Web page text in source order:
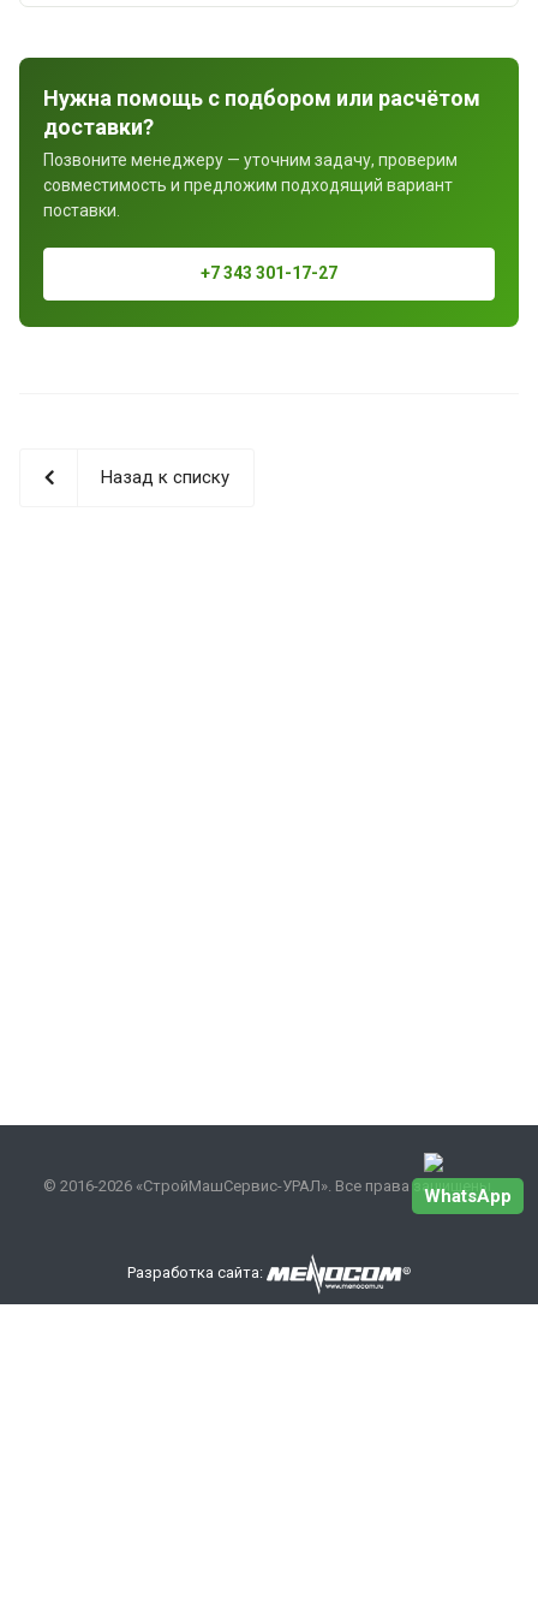
Нужна помощь с подбором или расчётом
доставки?
Позвоните менеджеру — уточним задачу, проверим
совместимость и предложим подходящий вариант
поставки.
+7 343 301-17-27
Назад к списку
© 2016-2026 «СтройМашСервис-УРАЛ». Все права защищены.
Разработка сайта:
WhatsApp